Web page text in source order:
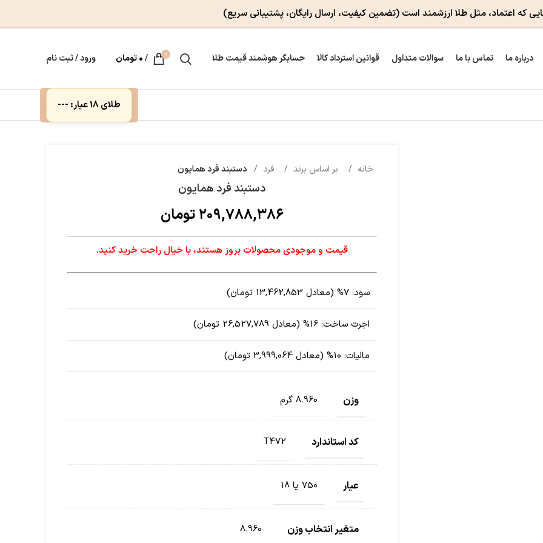
که اعتماد، مثل طلا ارزشمند است (تضمین کیفیت، ارسال رایگان، پشتیبانی سریع)
درباره ما تماس با ما سوالات متداول قوانین استرداد کالا حسابگر هوشمند قیمت طلا 0
/۰تومان ورود / ثبت نام
طلای 18 عیار: ---
خانه بر اساس برند فرد دستبند فرد همایون
دستبند فرد همایون
۲۰۹,۷۸۸,۳۸۶ تومان
قیمت و موجودی محصولات بروز هستند، با خیال راحت خرید کنید.
سود: 7% (معادل 13,462,853 تومان)
اجرت ساخت: 16% (معادل 26,527,789 تومان)
مالیات: 10% (معادل 3,999,064 تومان)
وزن 8.960 گرم
کد استاندارد T472
عیار 750 یا 18
متغیر انتخاب وزن 8.960